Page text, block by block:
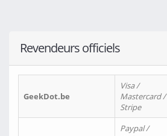
Revendeurs officiels
GeekDot.be
Visa /
Mastercard /
Stripe
Paypal /